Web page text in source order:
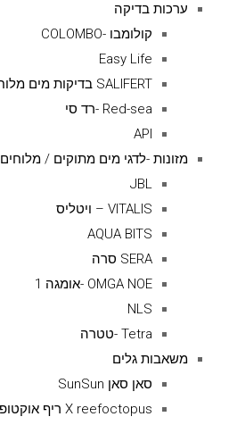
ערכות בדיקה
קולומבו -COLOMBO
Easy Life
SALIFERT בדיקות מים מלוחים
Red-sea -רד סי
API
מזונות -לדגי מים מתוקים / מלוחים
JBL
VITALIS – ויטליס
AQUA BITS
SERA סרה
OMGA NOE -אומגה 1
NLS
Tetra -טטרה
משאבות גלים
סאן סאן SunSun
X reefoctopus ריף אוקטופוס